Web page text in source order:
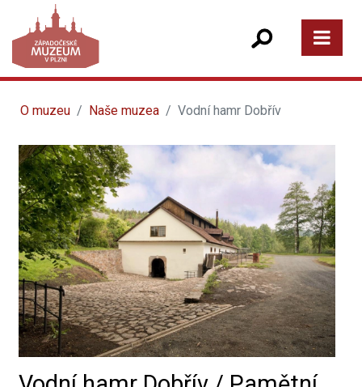
O muzeu Naše muzea Vodní hamr Dobřív